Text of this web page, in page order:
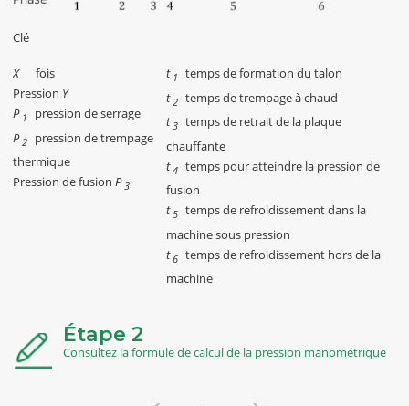
Clé
X
fois
Pression Y
P 1
pression de serrage
P2
pression de trempage
thermique
Pression de fusionP 3
t 1
temps de formation du talon
t2
temps de trempage à chaud
t 3
temps de retrait de la plaque
chauffante
t4
temps pour atteindre la pression de
fusion
t5
temps de refroidissement dans la
machine sous pression
t6
temps de refroidissement hors de la
machine
Étape 2
Consultez la formule de calcul de la pression manométrique